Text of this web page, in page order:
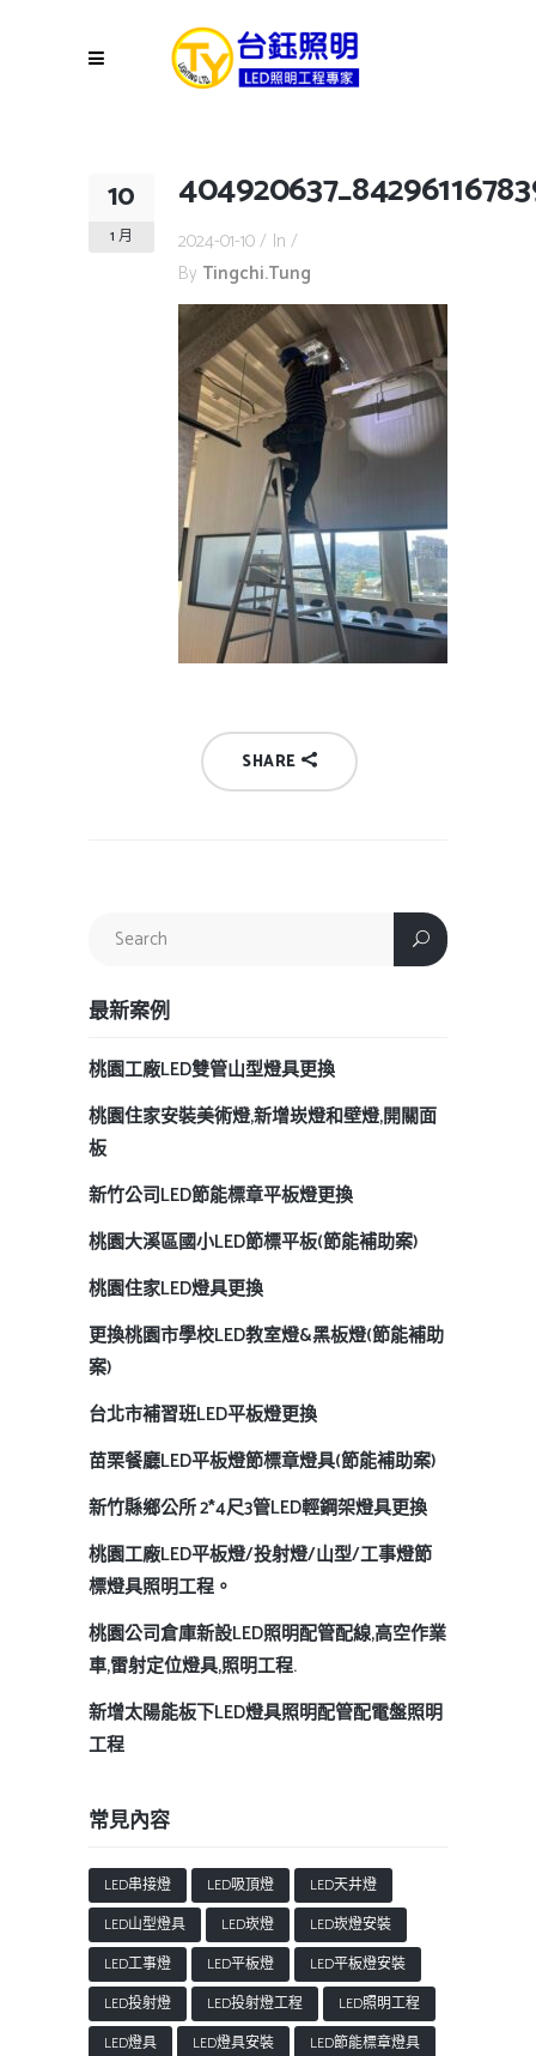
10
1 月 2024-01-10
In
By Tingchi.tung
SHARE
最新案例
桃園工廠LED雙管山型燈具更換
桃園住家安裝美術燈,新增崁燈和壁燈,開關面
板
新竹公司LED節能標章平板燈更換
桃園大溪區國小LED節標平板(節能補助案)
桃園住家LED燈具更換
更換桃園市學校LED教室燈&黑板燈(節能補助
案)
台北市補習班LED平板燈更換
苗栗餐廳LED平板燈節標章燈具(節能補助案)
新竹縣鄉公所 2*4尺3管LED輕鋼架燈具更換
桃園工廠LED平板燈/投射燈/山型/工事燈節
標燈具照明工程。
桃園公司倉庫新設LED照明配管配線,高空作業
車,雷射定位燈具,照明工程.
新增太陽能板下LED燈具照明配管配電盤照明
工程
常見內容
LED串接燈 LED吸頂燈
LED天井燈
LED山型燈具
LED崁燈
LED崁燈安裝
LED工事燈
LED平板燈
LED平板燈安裝
LED投射燈
LED投射燈工程
LED照明工程
LED燈具
LED燈具安裝
LED節能標章燈具